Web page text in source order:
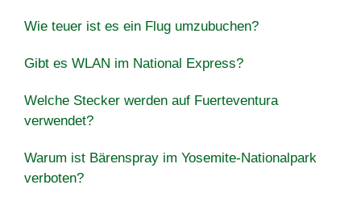
Wie teuer ist es ein Flug umzubuchen?
Gibt es WLAN im National Express?
Welche Stecker werden auf Fuerteventura
verwendet?
Warum ist Bärenspray im Yosemite-Nationalpark
verboten?